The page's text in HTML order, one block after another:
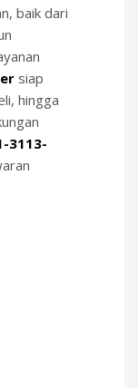
baik dari
siap
hingga
3113-